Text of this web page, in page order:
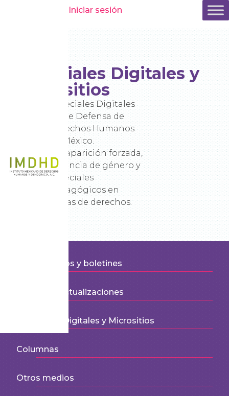
Iniciar sesión
Especiales Digitales y
Micrositios
Especiales Digitales
sobre Defensa de
Derechos Humanos
en México.
Desaparición forzada,
violencia de género y
especiales
pedagógicos en
temas de derechos.
Comunicados y boletines
Noticias y actualizaciones
Especiales Digitales y Micrositios
Columnas
Otros medios